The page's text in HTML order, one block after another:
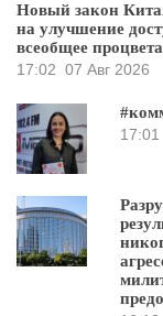
Новый закон
на улучшение
всеобщее
17:02 07 Авг 2026
17:01